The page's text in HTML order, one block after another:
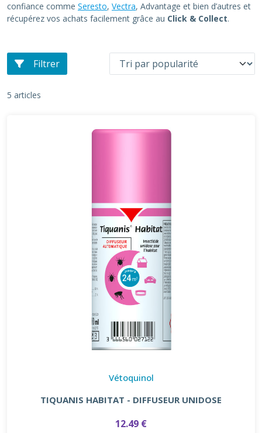
confiance comme Seresto, Vectra, Advantage et bien d’autres et
récupérez vos achats facilement grâce au Click & Collect.
Filtrer
5 articles
Vétoquinol
TIQUANIS HABITAT - DIFFUSEUR UNIDOSE
12.49 €